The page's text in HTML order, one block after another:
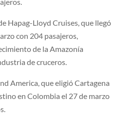
Hapag-Lloyd Cruises, que llegó
con 204 pasajeros,
de la Amazonía
de cruceros.
America, que eligió Cartagena
en Colombia el 27 de marzo